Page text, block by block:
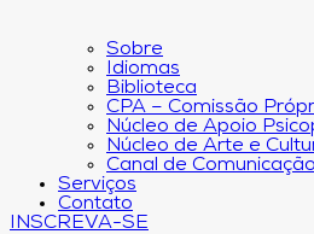
Sobre
Idiomas
Biblioteca
CPA – Comissão
Núcleo de Apoio
Núcleo de Arte e
Canal de
Serviços
Contato
INSCREVA-SE